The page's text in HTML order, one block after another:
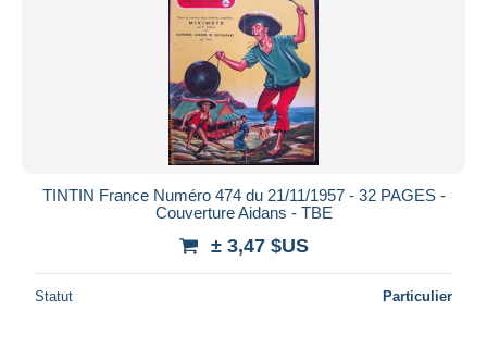
Appliquer
TINTIN France Numéro 474 du 21/11/1957 - 32 PAGES -
Couverture Aidans - TBE
± 3,47 $US
Statut Particulier